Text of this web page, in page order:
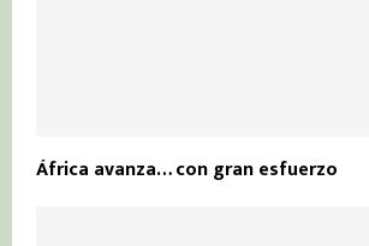
África avanza… con gran esfuerzo